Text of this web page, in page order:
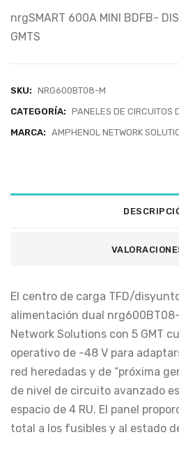
nrgSMART 600A MINI BDFB-
GMTS
SKU: NRG600BT08-M
CATEGORÍA: PANELES DE CIRCUITOS
MARCA: AMPHENOL NETWORK
El centro de carga TFD/
alimentación dual
Network Solutions con 5 GMT
operativo de -48 V para
red heredadas y de “próxima
de nivel de circuito avanzado
espacio de 4 RU. El panel
total a los fusibles y al estado